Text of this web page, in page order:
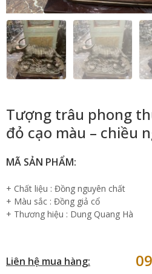
Tượng trâu phong
đỏ cạo màu – chiều
MÃ SẢN PHẨM:
+ Chất liệu : Đồng nguyên chất
+ Màu sắc : Đồng giả cổ
+ Thương hiệu : Dung Quang Hà
Liên hệ mua hàng: